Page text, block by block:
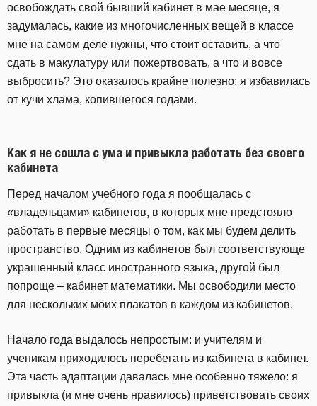
освобождать свой бывший кабинет в мае месяце, я
задумалась, какие из многочисленных вещей в классе
мне на самом деле нужны, что стоит оставить, а что
сдать в макулатуру или пожертвовать, а что и вовсе
выбросить? Это оказалось крайне полезно: я избавилась
от кучи хлама, копившегося годами.
Как я не сошла с ума и привыкла работать без своего
кабинета
Перед началом учебного года я пообщалась с
«владельцами» кабинетов, в которых мне предстояло
работать в первые месяцы о том, как мы будем делить
пространство. Одним из кабинетов был соответствующе
украшенный класс иностранного языка, другой был
попроще – кабинет математики. Мы освободили место
для нескольких моих плакатов в каждом из кабинетов.
Начало года выдалось непростым: и учителям и
ученикам приходилось перебегать из кабинета в кабинет.
Эта часть адаптации давалась мне особенно тяжело: я
привыкла (и мне очень нравилось) приветствовать своих